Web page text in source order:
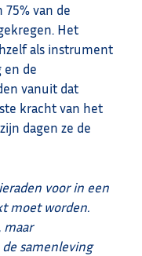
van de
Het
als instrument
en de
vanuit dat
kracht van het
dagen ze de
voor in een
moet worden.
maar
samenleving